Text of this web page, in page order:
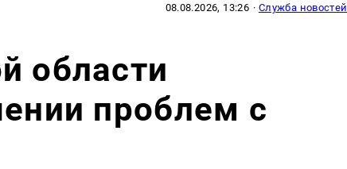
08.08.2026, 13:26 · Служба новостей
области
проблем с